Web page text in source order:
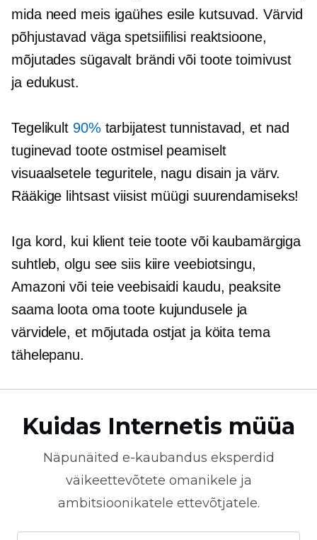
mida need meis igaühes esile kutsuvad. Värvid
põhjustavad väga spetsiifilisi reaktsioone,
mõjutades sügavalt brändi või toote toimivust
ja edukust.
Tegelikult 90% tarbijatest tunnistavad, et nad
tuginevad toote ostmisel peamiselt
visuaalsetele teguritele, nagu disain ja värv.
Rääkige lihtsast viisist müügi suurendamiseks!
Iga kord, kui klient teie toote või kaubamärgiga
suhtleb, olgu see siis kiire veebiotsingu,
Amazoni või teie veebisaidi kaudu, peaksite
saama loota oma toote kujundusele ja
värvidele, et mõjutada ostjat ja köita tema
tähelepanu.
Kuidas Internetis müüa
Näpunäited e-kaubandus eksperdid
väikeettevõtete omanikele ja
ambitsioonikatele ettevõtjatele.